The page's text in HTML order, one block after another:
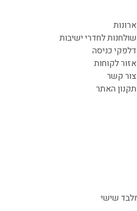
ארונות
שולחנות לחדרי ישיבות
דלפקי כניסה
אזור לקוחות
צור קשר
תקנון האתר